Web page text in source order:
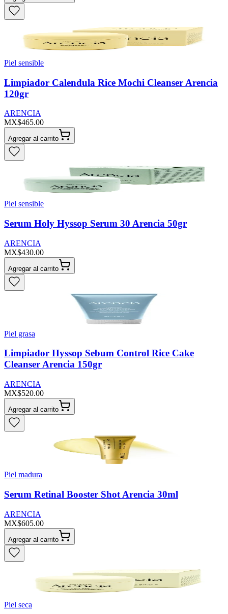
Piel sensible
Limpiador Calendula Rice Mochi Cleanser Arencia
120gr
ARENCIA
MX$465.00
Agregar al carrito
Piel sensible
Serum Holy Hyssop Serum 30 Arencia 50gr
ARENCIA
MX$430.00
Agregar al carrito
Piel grasa
Limpiador Hyssop Sebum Control Rice Cake
Cleanser Arencia 150gr
ARENCIA
MX$520.00
Agregar al carrito
Piel madura
Serum Retinal Booster Shot Arencia 30ml
ARENCIA
MX$605.00
Agregar al carrito
Piel seca